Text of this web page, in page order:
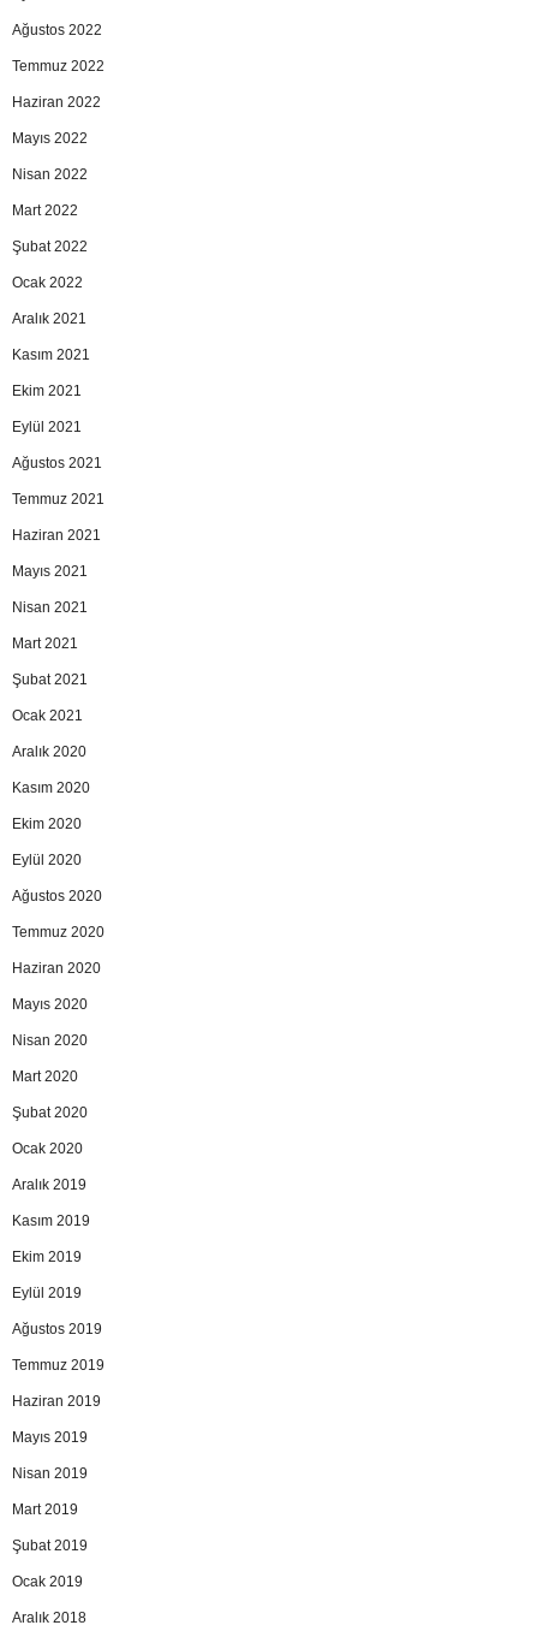
Ağustos 2022
Temmuz 2022
Haziran 2022
Mayıs 2022
Nisan 2022
Mart 2022
Şubat 2022
Ocak 2022
Aralık 2021
Kasım 2021
Ekim 2021
Eylül 2021
Ağustos 2021
Temmuz 2021
Haziran 2021
Mayıs 2021
Nisan 2021
Mart 2021
Şubat 2021
Ocak 2021
Aralık 2020
Kasım 2020
Ekim 2020
Eylül 2020
Ağustos 2020
Temmuz 2020
Haziran 2020
Mayıs 2020
Nisan 2020
Mart 2020
Şubat 2020
Ocak 2020
Aralık 2019
Kasım 2019
Ekim 2019
Eylül 2019
Ağustos 2019
Temmuz 2019
Haziran 2019
Mayıs 2019
Nisan 2019
Mart 2019
Şubat 2019
Ocak 2019
Aralık 2018